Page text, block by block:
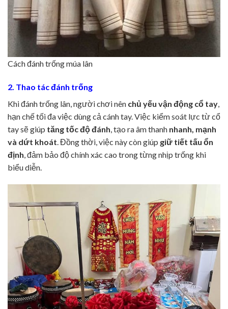
Cách đánh trống múa lân
2. Thao tác đánh trống
Khi đánh trống lân, người chơi nên chủ yếu vận động cổ tay
hạn chế tối đa việc dùng cả cánh tay. Việc kiểm soát lực từ cổ
tay sẽ giúp tăng tốc độ đánh , tạo ra âm thanh nhanh, mạnh
và dứt khoát . Đồng thời, việc này còn giúp giữ tiết tấu ổn
định , đảm bảo độ chính xác cao trong từng nhịp trống khi
biểu diễn.